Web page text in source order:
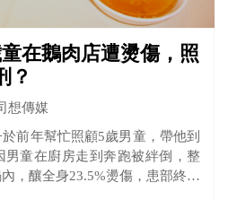
童在鵝肉店遭燙傷，照
？
想傳媒
前年幫忙照顧5歲男童，帶他到
男童在廚房走到奔跑被絆倒，整
，釀全身23.5%燙傷，患部終身